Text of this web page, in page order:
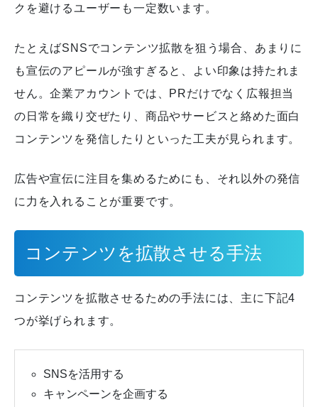
クを避けるユーザーも一定数います。
たとえばSNSでコンテンツ拡散を狙う場合、あまりに
も宣伝のアピールが強すぎると、よい印象は持たれま
せん。企業アカウントでは、PRだけでなく広報担当
の日常を織り交ぜたり、商品やサービスと絡めた面白
コンテンツを発信したりといった工夫が見られます。
広告や宣伝に注目を集めるためにも、それ以外の発信
に力を入れることが重要です。
コンテンツを拡散させる手法
コンテンツを拡散させるための手法には、主に下記4
つが挙げられます。
SNSを活用する
キャンペーンを企画する